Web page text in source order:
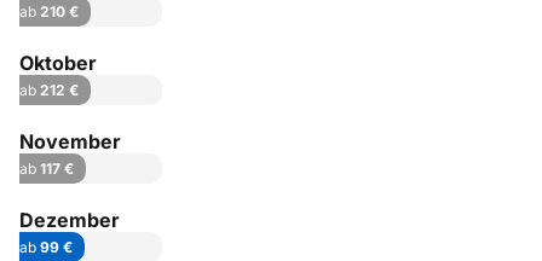
ab 210 €
Oktober
ab 212 €
November
ab 117 €
Dezember
ab 99 €